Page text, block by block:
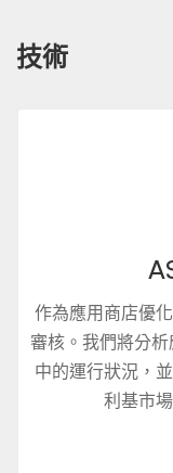
技術
作為應用商店優
審核。我們將分
中的運行狀況，
利基市